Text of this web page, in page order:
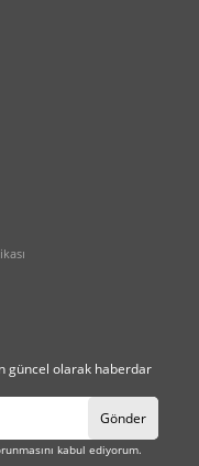
güncel olarak haberdar
Gönder
kabul ediyorum.